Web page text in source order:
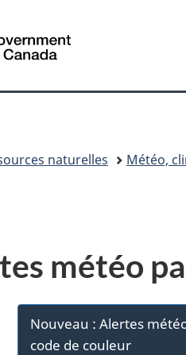
Canada
naturelles Météo,
météo
Nouveau : Alertes
code de couleur